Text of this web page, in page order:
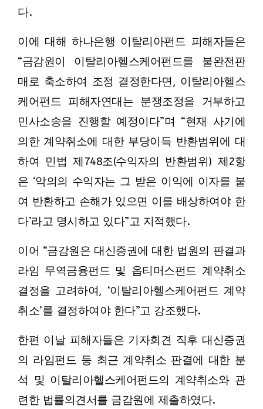
다.
이에 대해 하나은행 이탈리아펀드 피해자들은
“금감원이 이탈리아헬스케어펀드를 불완전판
매로 축소하여 조정 결정한다면, 이탈리아헬스
케어펀드 피해자연대는 분쟁조정을 거부하고
민사소송을 진행할 예정이다”며 “현재 사기에
의한 계약취소에 대한 부당이득 반환범위에 대
하여 민법 제748조(수익자의 반환범위) 제2항
은 ‘악의의 수익자는 그 받은 이익에 이자를 붙
여 반환하고 손해가 있으면 이를 배상하여야 한
다’라고 명시하고 있다”고 지적했다.
이어 “금감원은 대신증권에 대한 법원의 판결과
라임 무역금융펀드 및 옵티머스펀드 계약취소
결정을 고려하여, ‘이탈리아헬스케어펀드 계약
취소’를 결정하여야 한다”고 강조했다.
한편 이날 피해자들은 기자회견 직후 대신증권
의 라임펀드 등 최근 계약취소 판결에 대한 분
석 및 이탈리아헬스케어펀드의 계약취소와 관
련한 법률의견서를 금감원에 제출하였다.